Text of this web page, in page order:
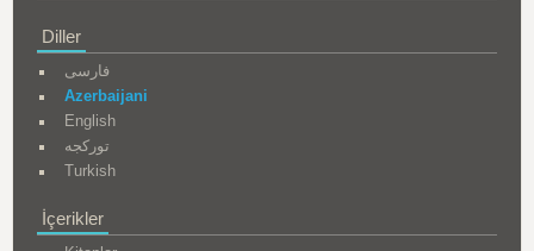
Diller
فارسی
Azerbaijani
English
تورکجه
Turkish
İçerikler